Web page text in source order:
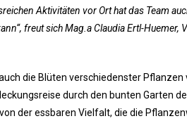
Aktivitäten vor Ort hat das Team
freut sich Mag.a Claudia Ertl-
die Blüten verschiedenster
durch den bunten Garten
der essbaren Vielfalt, die die